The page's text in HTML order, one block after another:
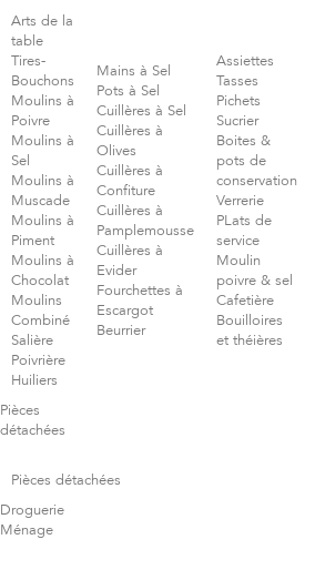
Arts de la
table
Tires-
Bouchons
Moulins à
Poivre
Moulins à
Sel
Moulins à
Muscade
Moulins à
Piment
Moulins à
Chocolat
Moulins
Combiné
Salière
Poivrière
Huiliers
Mains à Sel
Pots à Sel
Cuillères à Sel
Cuillères à
Olives
Cuillères à
Confiture
Cuillères à
Pamplemousse
Cuillères à
Evider
Fourchettes à
Escargot
Beurrier
Assiettes
Tasses
Pichets
Sucrier
Boites &
pots de
conservation
Verrerie
PLats de
service
Moulin
poivre & sel
Cafetière
Bouilloires
et théières
Pièces
détachées
Pièces détachées
Droguerie
Ménage